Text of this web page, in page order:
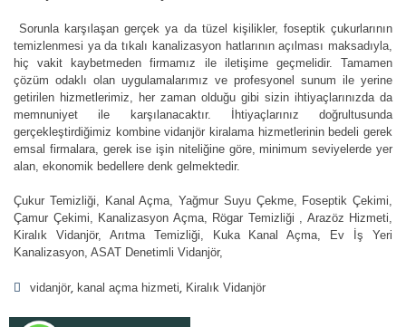
Sorunla karşılaşan gerçek ya da tüzel kişilikler, foseptik çukurlarının
temizlenmesi ya da tıkalı kanalizasyon hatlarının açılması maksadıyla,
hiç vakit kaybetmeden firmamız ile iletişime geçmelidir. Tamamen
çözüm odaklı olan uygulamalarımız ve profesyonel sunum ile yerine
getirilen hizmetlerimiz, her zaman olduğu gibi sizin ihtiyaçlarınızda da
memnuniyet ile karşılanacaktır. İhtiyaçlarınız doğrultusunda
gerçekleştirdiğimiz kombine vidanjör kiralama hizmetlerinin bedeli gerek
emsal firmalara, gerek ise işin niteliğine göre, minimum seviyelerde yer
alan, ekonomik bedellere denk gelmektedir.
Çukur Temizliği, Kanal Açma, Yağmur Suyu Çekme, Foseptik Çekimi,
Çamur Çekimi, Kanalizasyon Açma, Rögar Temizliği , Arazöz Hizmeti,
Kiralık Vidanjör, Arıtma Temizliği, Kuka Kanal Açma, Ev İş Yeri
Kanalizasyon, ASAT Denetimli Vidanjör,
vidanjör kanal açma hizmeti Kiralık Vidanjör